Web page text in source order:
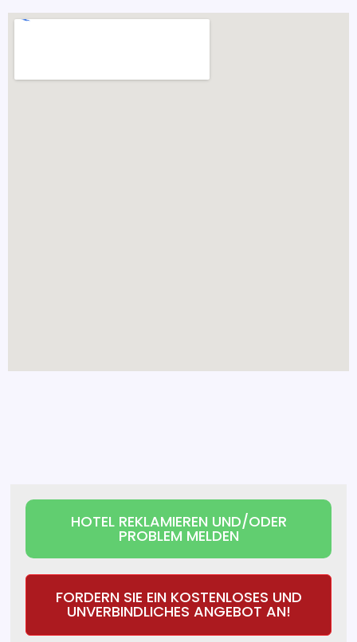
HOTEL REKLAMIEREN UND/ODER
PROBLEM MELDEN
FORDERN SIE EIN KOSTENLOSES UND
UNVERBINDLICHES ANGEBOT AN!